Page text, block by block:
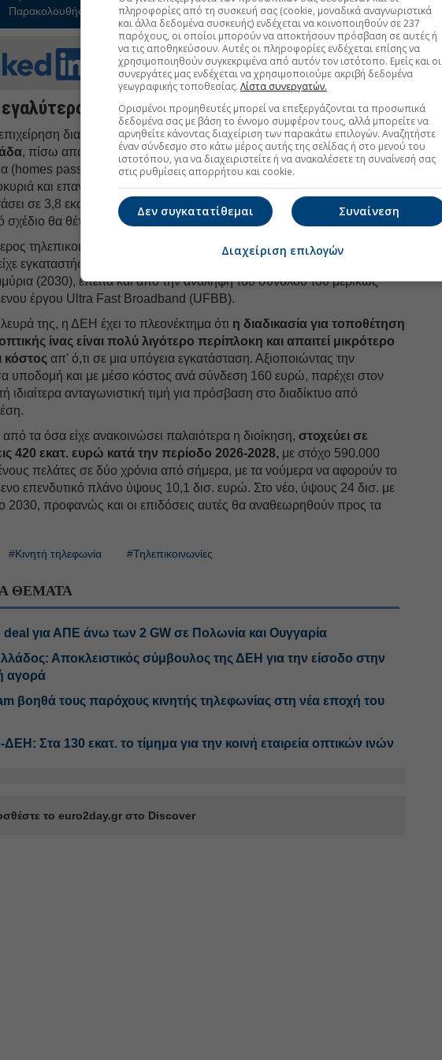
Παρακολουθήστε τις εξελίξεις με την υπογραφη εγκυρότητας του Euro2day.gr
FOLLOW US
Ακολουθήστε τη σελίδα τουEuro2day.grστοLinkedin
δίκτυο οπτικών ινών
διαθέτει
το δεύτερο μεγαλύτερο δίκτυο οπτικών ινών
, πίσω από αυτό του ΟΤΕ, καθώς το ΔEΗ Fiber έχει περάσει από 1,7
(homes passed). Είναι διαθέσιμο σε 41 περιοχές και σε περίπου 1
και επαγγελματίες πανελλαδικά (ready for service) και ο στόχος
σε 3,8 εκατ. νοικοκυριά και επιχειρήσεις έως το 2028 (το νέο
σχέδιο θα θέτει ακόμη ψηλότερα τον πήχη).
τηλεπικοινωνιακός πάροχος είναι φυσικά ο ΟΤΕ, ο οποίος στα τέλη
εγκαταστήσει κοντά στις 2,1 εκατ. συνδέσεις με στόχο να φτάσει τα
(2030), έπειτα και από την ανάληψη του συνόλου του μερικώς
έργου Ultra Fast Broadband (UFBB).
της, η ΔΕH έχει το πλεονέκτημα ότι η διαδικασία για τοποθέτηση
ίνας είναι πολύ λιγότερο περίπλοκη και απαιτεί μικρότερο
κόστος απ' ό,τι σε μια υπόγεια εγκατάσταση. Αξιοποιώντας την
υποδομή και με μέσο κόστος ανά σύνδεση 160 ευρώ, παρέχει στον
ιδιαίτερα ανταγωνιστική τιμή για πρόσβαση στο διαδίκτυο από
από τα όσα είχε ανακοινώσει παλαιότερα η διοίκηση,στοχεύει σε
420 εκατ. ευρώ κατά την περίοδο 2026-2028, με στόχο 590.000
πελάτες σε δύο χρόνια από σήμερα, με τα νούμερα να αφορούν το
επενδυτικό πλάνο ύψους 10,1 δισ. ευρώ. Στο νέο, ύψους 24 δισ. με
2030, προφανώς και οι επιδόσεις αυτές θα αναθεωρηθούν προς τα
#Κινητή τηλεφωνία #Τηλεπικοινωνίες
ΘΕΜΑΤΑ
για ΑΠΕ άνω των 2 GW σε Πολωνία και Ουγγαρία
Αποκλειστικός σύμβουλος της ΔΕΗ για την είσοδο στην
αγορά
βοηθά τους παρόχους κινητής τηλεφωνίας στη νέα εποχή του
Στα 130 εκατ. το τίμημα για την κοινή εταιρεία οπτικών ινών
το euro2day.gr στο Discover
πληροφορίες από τη συσκευή σας (cookie, μοναδικά αναγνωριστικά
και άλλα δεδομένα συσκευής) ενδέχεται να κοινοποιηθούν σε 237
παρόχους, οι οποίοι μπορούν να αποκτήσουν πρόσβαση σε αυτές ή
να τις αποθηκεύσουν. Αυτές οι πληροφορίες ενδέχεται επίσης να
χρησιμοποιηθούν συγκεκριμένα από αυτόν τον ιστότοπο. Εμείς και οι
συνεργάτες μας ενδέχεται να χρησιμοποιούμε ακριβή δεδομένα
γεωγραφικής τοποθεσίας. Λίστα συνεργατών.
Ορισμένοι προμηθευτές μπορεί να επεξεργάζονται τα προσωπικά
δεδομένα σας με βάση το έννομο συμφέρον τους, αλλά μπορείτε να
αρνηθείτε κάνοντας διαχείριση των παρακάτω επιλογών. Αναζητήστε
έναν σύνδεσμο στο κάτω μέρος αυτής της σελίδας ή στο μενού του
ιστοτόπου, για να διαχειριστείτε ή να ανακαλέσετε τη συναίνεσή σας
στις ρυθμίσεις απορρήτου και cookie.
Συναίνεση
Δεν συγκατατίθεμαι
Διαχείριση επιλογών